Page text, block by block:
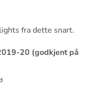
fra dette snart.
20 (godkjent på